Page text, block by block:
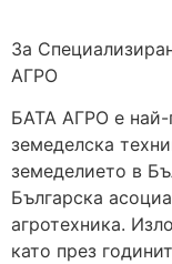
За
АГРО
БАТА АГРО е най-
земеделска
земеделието в
Българска
агротехника.
като през